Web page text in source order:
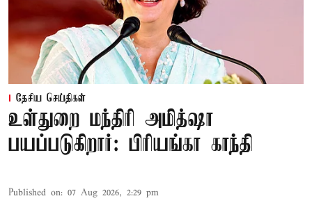
தேசிய செய்திகள்
உள்துறை மந்திரி அமித்ஷா
பயப்படுகிறார்: பிரியங்கா காந்தி
Published on: 07 Aug 2026, 2:29 pm